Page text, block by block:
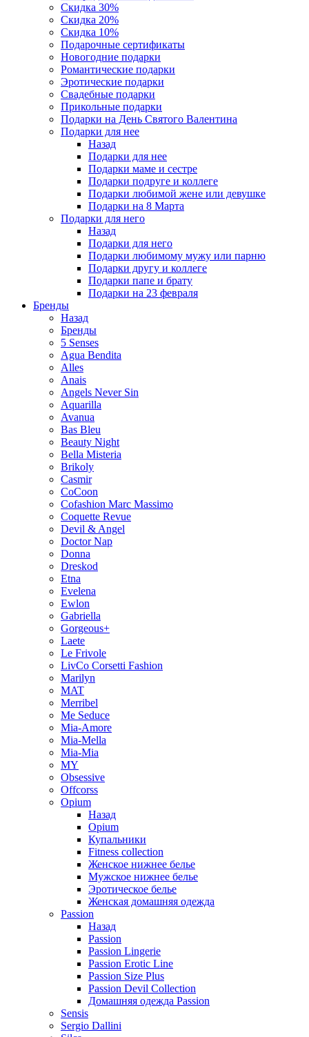
Скидка 30%
Скидка 20%
Скидка 10%
Подарочные сертификаты
Новогодние подарки
Романтические подарки
Эротические подарки
Свадебные подарки
Прикольные подарки
Подарки на День Святого Валентина
Подарки для нее
Назад
Подарки для нее
Подарки маме и сестре
Подарки подруге и коллеге
Подарки любимой жене или девушке
Подарки на 8 Марта
Подарки для него
Назад
Подарки для него
Подарки любимому мужу или парню
Подарки другу и коллеге
Подарки папе и брату
Подарки на 23 февраля
Бренды
Назад
Бренды
5 Senses
Agua Bendita
Alles
Anais
Angels Never Sin
Aquarilla
Avanua
Bas Bleu
Beauty Night
Bella Misteria
Brikoly
Casmir
CoCoon
Cofashion Marc Massimo
Coquette Revue
Devil & Angel
Doctor Nap
Donna
Dreskod
Etna
Evelena
Ewlon
Gabriella
Gorgeous+
Laete
Le Frivole
LivCo Corsetti Fashion
Marilyn
MAT
Merribel
Me Seduce
Mia-Amore
Mia-Mella
Mia-Mia
MY
Obsessive
Offcorss
Opium
Назад
Opium
Купальники
Fitness collection
Женское нижнее белье
Мужское нижнее белье
Эротическое белье
Женская домашняя одежда
Passion
Назад
Passion
Passion Lingerie
Passion Erotic Line
Passion Size Plus
Passion Devil Collection
Домашняя одежда Passion
Sensis
Sergio Dallini